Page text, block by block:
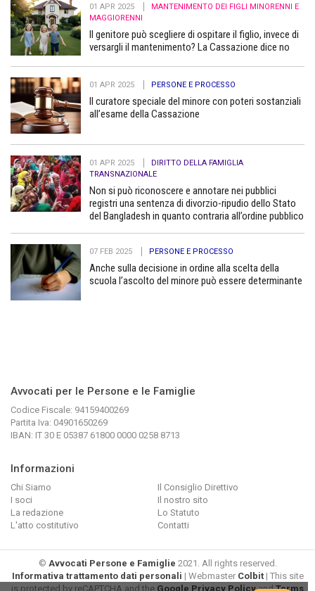
01 APR 2025
MANTENIMENTO DEI FIGLI MINORENNI E
MAGGIORENNI
Il genitore può scegliere di ospitare il figlio, invece di
versargli il mantenimento? La Cassazione dice no
01 APR 2025 PERSONE E PROCESSO
Il curatore speciale del minore con poteri sostanziali
all’esame della Cassazione
01 APR 2025
DIRITTO DELLA FAMIGLIA
TRANSNAZIONALE
Non si può riconoscere e annotare nei pubblici
registri una sentenza di divorzio-ripudio dello Stato
del Bangladesh in quanto contraria all’ordine pubblico
07 FEB 2025 PERSONE E PROCESSO
Anche sulla decisione in ordine alla scelta della
scuola l’ascolto del minore può essere determinante
Avvocati per le Persone e le Famiglie
Codice Fiscale: 94159400269
Partita Iva: 04901650269
IBAN: IT 30 E 05387 61800 0000 0258 8713
Informazioni
Chi Siamo
Il Consiglio Direttivo
I soci
Il nostro sito
La redazione
Lo Statuto
L'atto costitutivo
Contatti
© Avvocati Persone e Famiglie 2021. All rights reserved.
Informativa trattamento dati personali | Webmaster Colbit| This site
is protected by reCAPTCHA and the Google Privacy PolicyandTerms